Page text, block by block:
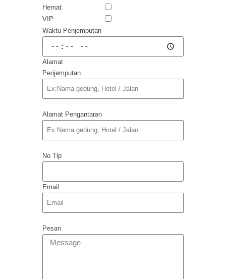
Hemat
VIP
Waktu Penjemputan
Alamat
Penjemputan
Alamat Pengantaran
No Tlp
Email
Pesan